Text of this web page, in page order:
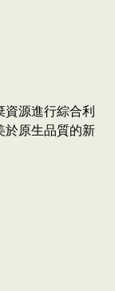
資源進行綜合利
於原生品質的新